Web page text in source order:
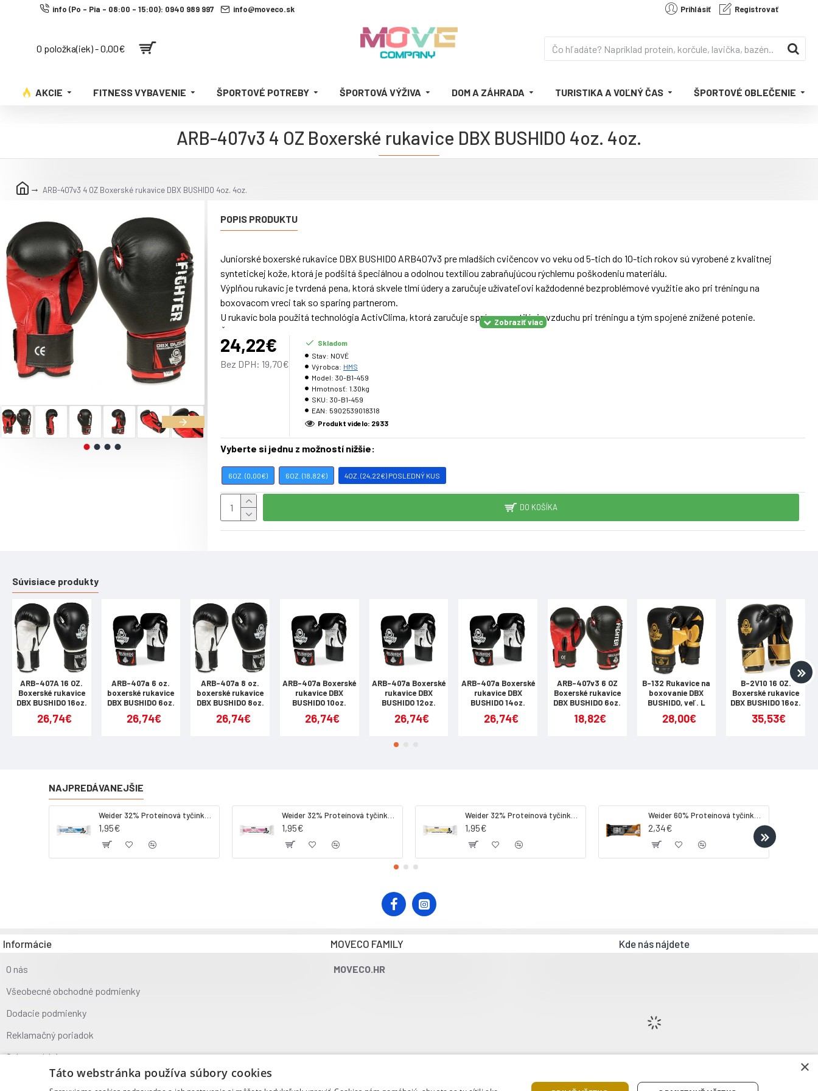
info (Po - Pia - 08:00 - 15:00): 0940 989 997 info@moveco.sk Prihlásiť Registrovať
0 položka(iek) - 0,00€
AKCIE FITNESS VYBAVENIE ŠPORTOVÉ POTREBY ŠPORTOVÁ VÝŽIVA DOM A ZÁHRADA TURISTIKA A VOĽNÝ ČAS ŠPORTOVÉ OBLEČENIE
ARB-407v3 4 OZ Boxerské rukavice DBX BUSHIDO 4oz. 4oz.
ARB-407v3 4 OZ Boxerské rukavice DBX BUSHIDO 4oz. 4oz.
POPIS PRODUKTU
Juniorské boxerské rukavice DBX BUSHIDO ARB407v3 pre mladších cvičencov vo veku od 5-tich do 10-tich rokov sú vyrobené z kvalitnej
syntetickej kože, ktorá je podšitá špeciálnou a odolnou textíliou zabraňujúcou rýchlemu poškodeniu materiálu.
Výplňou rukavíc je tvrdená pena, ktorá skvele tlmí údery a zaručuje užívateľovi každodenné bezproblémové využitie ako pri tréningu na
boxovacom vreci tak so sparing partnerom.
U rukavíc bola použitá technológia ActivClima, ktorá zaručuje správnu ventiláciu vzduchu pri tréningu a tým spojené znížené potenie.
Ďalším dôležitým prvkom rukavíc je široký a silný suchý zips zaisťujúci oporu v zápästí a tým aj minimalizuje možnosť jeho zranenia.
V záujme zlepšenia bezpečnosti bol palec rukavice pripevnený pásikom k rukavici, aby pri silných úderoch nedošlo k zlomeniu prsta.
Materiál: syntetická koža Jednoduchý systém ventilácie Výplň rukavíc: špeciálna PUR pena Široký a pevný opasok na zápästie Farba: červená-
Upozornenie:
Záruka: 12 mesiacov
24,22€
Bez DPH: 19,70€
Skladom
Stav: NOVÉ
Výrobca: HMS
Model: 30-B1-459
Hmotnosť: 1.30kg
SKU: 30-B1-459
EAN: 5902539018318
Produkt videlo: 2933
Vyberte si jednu z možností nižšie:
6OZ. (0,00€) 6OZ. (18,82€) 4OZ. (24,22€) POSLEDNÝ KUS
DO KOŠÍKA
Súvisiace produkty
ARB-407A 16 OZ.
Boxerské rukavice
DBX BUSHIDO 16oz.
26,74€
ARB-407a 6 oz.
boxerské rukavice
DBX BUSHIDO 6oz.
26,74€
ARB-407a 8 oz.
boxerské rukavice
DBX BUSHIDO 8oz.
26,74€
ARB-407a Boxerské
rukavice DBX
BUSHIDO 10oz.
26,74€
ARB-407a Boxerské
rukavice DBX
BUSHIDO 12oz.
26,74€
ARB-407a Boxerské
rukavice DBX
BUSHIDO 14oz.
26,74€
ARB-407v3 6 OZ
Boxerské rukavice
DBX BUSHIDO 6oz.
18,82€
B-132 Rukavice na
boxovanie DBX
BUSHIDO, veľ. L
28,00€
B-2V10 16 OZ.
Boxerské rukavice
DBX BUSHIDO 16oz.
35,53€
NAJPREDÁVANEJŠIE
1,95€ 1,95€ 1,95€ 2,34€
Informácie
O nás
Všeobecné obchodné podmienky
Dodacie podmienky
Reklamačný poriadok
Ochrana údajov
MOVECO FAMILY
MOVECO.HR
Kde nás nájdete
×
Táto webstránka používa súbory cookies